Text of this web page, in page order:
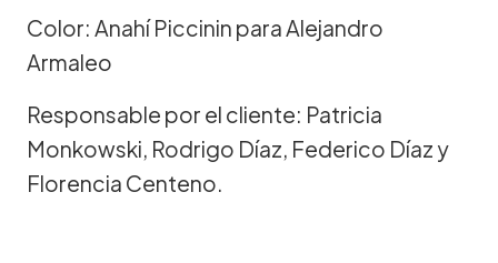
Color: Anahí Piccinin para Alejandro
Armaleo
Responsable por el cliente: Patricia
Monkowski, Rodrigo Díaz, Federico Díaz y
Florencia Centeno.